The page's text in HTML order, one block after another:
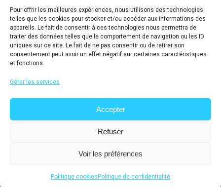
Pour offrir les meilleures expériences, nous utilisons des technologies
telles que les cookies pour stocker et/ou accéder aux informations des
appareils. Le fait de consentir à ces technologies nous permettra de
traiter des données telles que le comportement de navigation ou les ID
uniques sur ce site. Le fait de ne pas consentir ou de retirer son
consentement peut avoir un effet négatif sur certaines caractéristiques
et fonctions.
Gérer les services
Accepter
Refuser
Voir les préférences
Politique cookies Politique de confidentialité
Adresse e-mail
confidentialité du site
Site réalisé et hébergé par IP Sartre D.M.G